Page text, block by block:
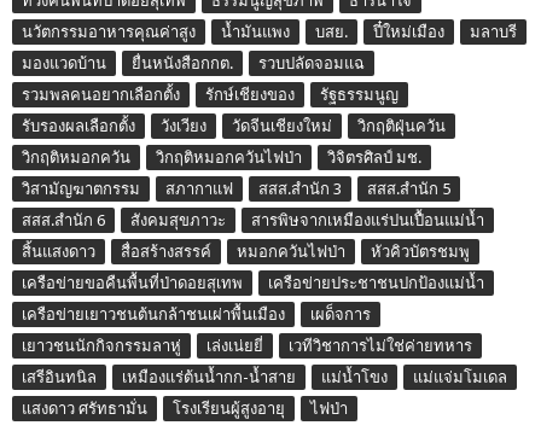
นวัตกรรมอาหารคุณค่าสูง
น้ำมันแพง บสย. ปี๋ใหม่เมือง
มลาบรี
มองแวดบ้าน
ยื่นหนังสือกกต.
รวบปลัดจอมแฉ
รวมพลคนอยากเลือกตั้ง
รักษ์เชียงของ
รัฐธรรมนูญ
รับรองผลเลือกตั้ง
วังเวียง วัดจีนเชียงใหม่
วิกฤติฝุ่นควัน
วิกฤติหมอกควัน
วิกฤติหมอกควันไฟป่า
วิจิตรศิลป์ มช.
วิสามัญฆาตกรรม
สภากาแฟ สสส.สำนัก 3
สสส.สำนัก 5
สสส.สำนัก 6
สังคมสุขภาวะ
สารพิษจากเหมืองแร่ปนเปื้อนแม่น้ำ
สิ้นแสงดาว
สื่อสร้างสรรค์ หมอกควันไฟป่า
หัวคิวบัตรชมพู
เครือข่ายขอคืนพื้นที่ป่าดอยสุเทพ
เครือข่ายประชาชนปกป้องแม่น้ำ
เครือข่ายเยาวชนต้นกล้าชนเผ่าพื้นเมือง
เผด็จการ
เยาวชนนักกิจกรรมลาหู่
เล่งเน่ยยี่
เวทีวิชาการไม่ใช่ค่ายทหาร
เสรีอินทนิล
เหมืองแร่ต้นน้ำกก-น้ำสาย แม่น้ำโขง
แม่แจ่มโมเดล
แสงดาว ศรัทธามั่น
โรงเรียนผู้สูงอายุ ไฟป่า